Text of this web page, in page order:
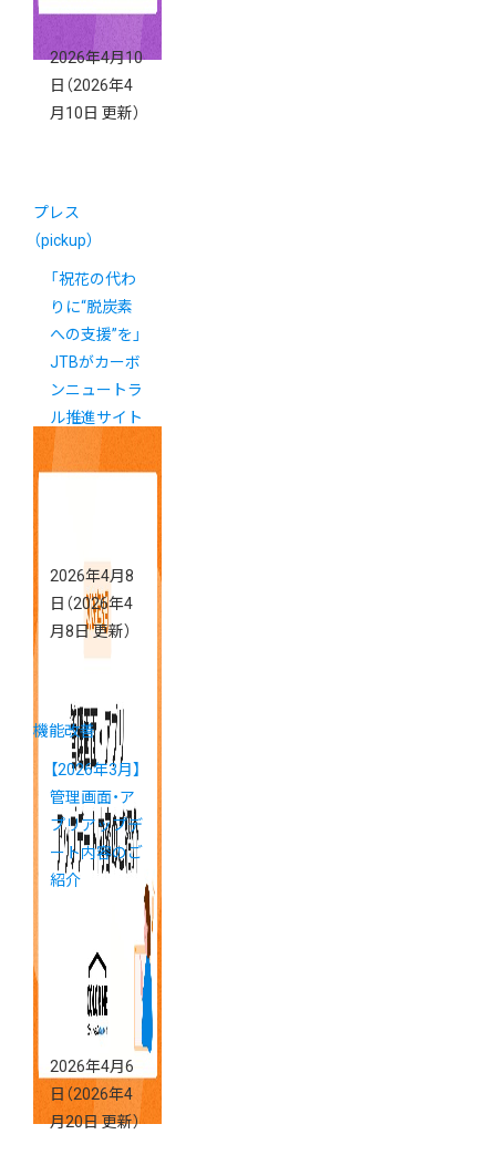
2026年4月10
日 （2026年4
月10日 更新）
プレス
（pickup）
「祝花の代わ
りに“脱炭素
への支援”を」
JTBがカーボ
ンニュートラ
ル推進サイト
をカラーミー
ショップで開
2026年4月8
日 （2026年4
月8日 更新）
機能改善
【2026年3月】
管理画面・ア
プリアップデ
ート内容のご
紹介
2026年4月6
日 （2026年4
月20日 更新）